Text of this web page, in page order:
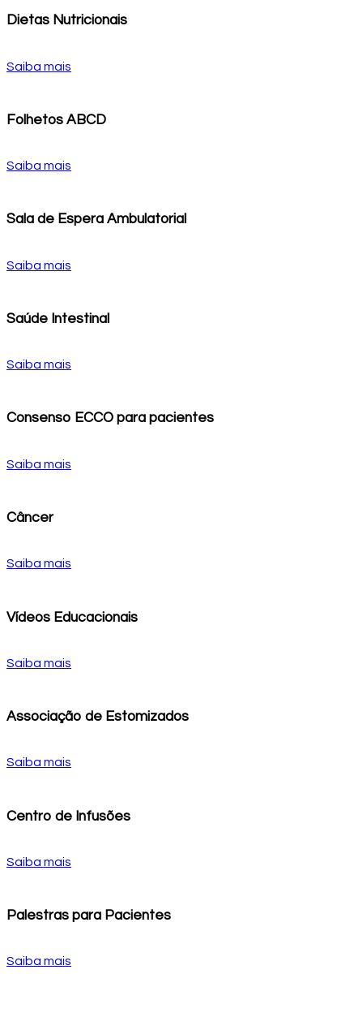
Dietas Nutricionais
Saiba mais
Folhetos ABCD
Saiba mais
Sala de Espera Ambulatorial
Saiba mais
Saúde Intestinal
Saiba mais
Consenso ECCO para pacientes
Saiba mais
Câncer
Saiba mais
Vídeos Educacionais
Saiba mais
Associação de Estomizados
Saiba mais
Centro de Infusões
Saiba mais
Palestras para Pacientes
Saiba mais